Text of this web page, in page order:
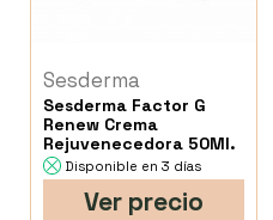
Sesderma
Sesderma Factor G
Renew Crema
Rejuvenecedora 50Ml.
Disponible en 3 días
Ver precio